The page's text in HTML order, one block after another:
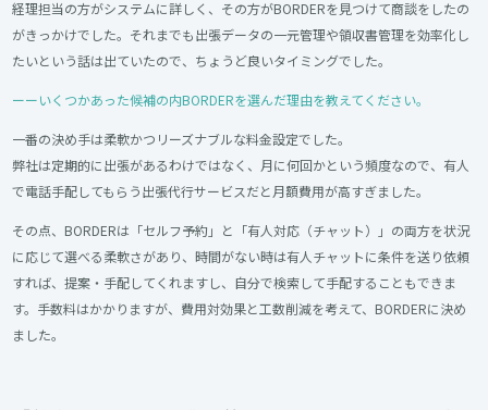
経理担当の方がシステムに詳しく、その方がBORDERを見つけて商談をしたの
がきっかけでした。それまでも出張データの一元管理や領収書管理を効率化し
たいという話は出ていたので、ちょうど良いタイミングでした。
ーーいくつかあった候補の内BORDERを選んだ理由を教えてください。
一番の決め手は柔軟かつリーズナブルな料金設定でした。
弊社は定期的に出張があるわけではなく、月に何回かという頻度なので、有人
で電話手配してもらう出張代行サービスだと月額費用が高すぎました。
その点、BORDERは「セルフ予約」と「有人対応（チャット）」の両方を状況
に応じて選べる柔軟さがあり、時間がない時は有人チャットに条件を送り依頼
すれば、提案・手配してくれますし、自分で検索して手配することもできま
す。手数料はかかりますが、費用対効果と工数削減を考えて、BORDERに決め
ました。